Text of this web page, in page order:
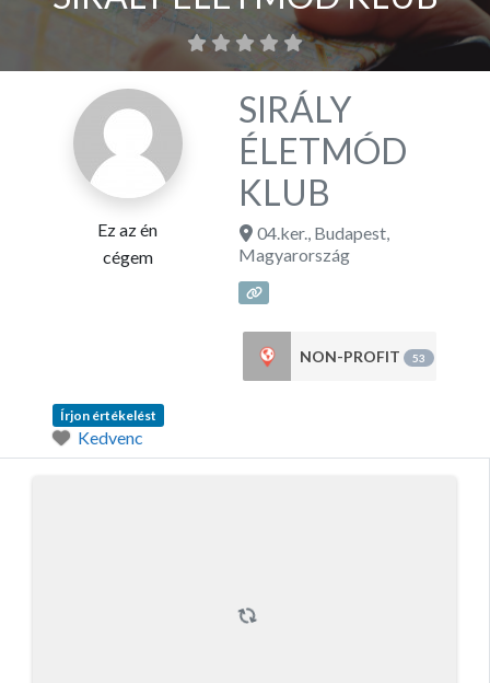
Ez az én
cégem
SIRÁLY
ÉLETMÓD
KLUB
04.ker., Budapest,
Magyarország
NON-PROFIT 53
Írjon értékelést
Kedvenc